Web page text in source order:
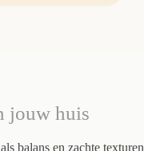
jouw huis
balans en zachte texturen